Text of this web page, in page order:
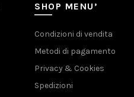
SHOP MENU’
Condizioni di vendita
Metodi di pagamento
Privacy & Cookies
Spedizioni